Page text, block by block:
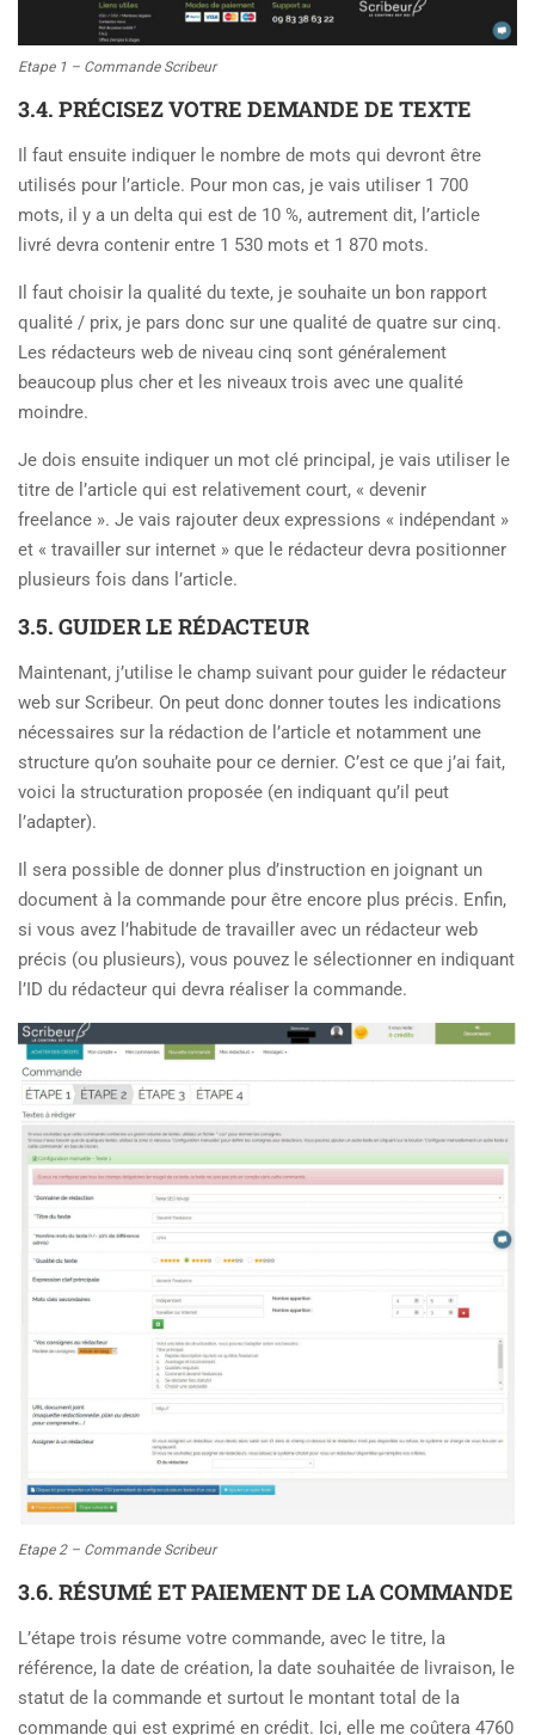
Etape 1 – Commande Scribeur
3.4. PRÉCISEZ VOTRE DEMANDE DE TEXTE
Il faut ensuite indiquer le nombre de mots qui devront être
utilisés pour l’article. Pour mon cas, je vais utiliser 1 700
mots, il y a un delta qui est de 10 %, autrement dit, l’article
livré devra contenir entre 1 530 mots et 1 870 mots.
Il faut choisir la qualité du texte, je souhaite un bon rapport
qualité / prix, je pars donc sur une qualité de quatre sur cinq.
Les rédacteurs web de niveau cinq sont généralement
beaucoup plus cher et les niveaux trois avec une qualité
moindre.
Je dois ensuite indiquer un mot clé principal, je vais utiliser le
titre de l’article qui est relativement court, « devenir
freelance ». Je vais rajouter deux expressions « indépendant »
et « travailler sur internet » que le rédacteur devra positionner
plusieurs fois dans l’article.
3.5. GUIDER LE RÉDACTEUR
Maintenant, j’utilise le champ suivant pour guider le rédacteur
web sur Scribeur. On peut donc donner toutes les indications
nécessaires sur la rédaction de l’article et notamment une
structure qu’on souhaite pour ce dernier. C’est ce que j’ai fait,
voici la structuration proposée (en indiquant qu’il peut
l’adapter).
Il sera possible de donner plus d’instruction en joignant un
document à la commande pour être encore plus précis. Enfin,
si vous avez l’habitude de travailler avec un rédacteur web
précis (ou plusieurs), vous pouvez le sélectionner en indiquant
l’ID du rédacteur qui devra réaliser la commande.
Etape 2 – Commande Scribeur
3.6. RÉSUMÉ ET PAIEMENT DE LA COMMANDE
L’étape trois résume votre commande, avec le titre, la
référence, la date de création, la date souhaitée de livraison, le
statut de la commande et surtout le montant total de la
commande qui est exprimé en crédit. Ici, elle me coûtera 4760